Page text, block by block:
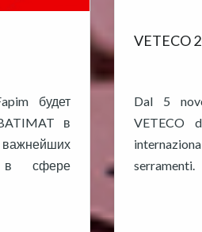
будет
в
в сфере
VETECO
Dal 5
VETECO
serramenti.